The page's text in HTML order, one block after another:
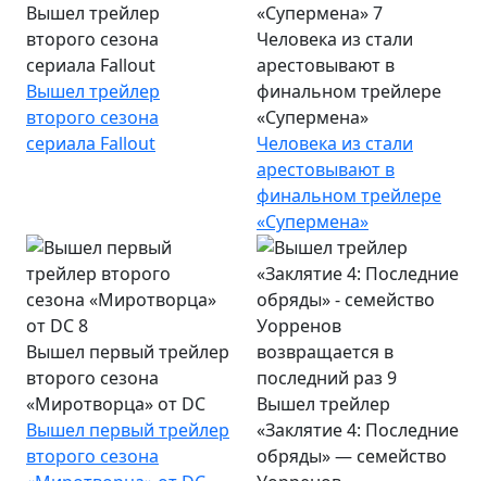
Вышел трейлер
второго сезона
сериала Fallout
Вышел трейлер
второго сезона
сериала Fallout
Человека из стали
арестовывают в
финальном трейлере
«Супермена»
Человека из стали
арестовывают в
финальном трейлере
«Супермена»
Вышел первый трейлер
второго сезона
«Миротворца» от DC
Вышел первый трейлер
второго сезона
Вышел трейлер
«Заклятие 4: Последние
обряды» — семейство